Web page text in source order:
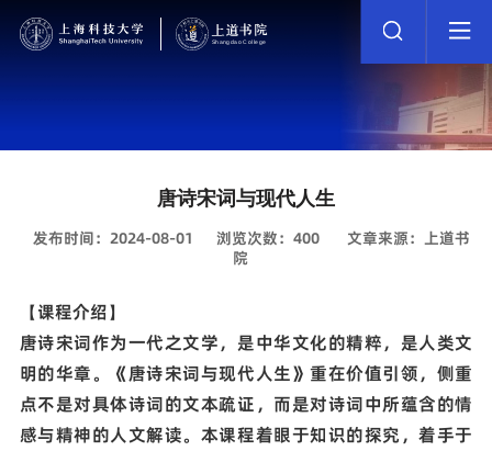
唐诗宋词与现代人生
发布时间：2024-08-01
浏览次数：400
文章来源：上道书
院
【课程介绍】
唐诗宋词作为一代之文学，是中华文化的精粹，是人类文
明的华章。《唐诗宋词与现代人生》重在价值引领，侧重
点不是对具体诗词的文本疏证，而是对诗词中所蕴含的情
感与精神的人文解读。本课程着眼于知识的探究，着手于